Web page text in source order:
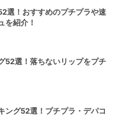
選！おすすめのプチプラや速
を紹介！
52選！落ちないリップをプチ
ング52選！プチプラ・デパコ